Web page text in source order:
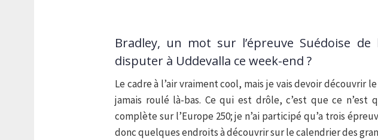
Bradley, un mot sur l’épreuve Suédoise de
disputer à Uddevalla ce week-end ?
Le cadre à l’air vraiment cool, mais je vais devoir découvrir
jamais roulé là-bas. Ce qui est drôle, c’est que ce n’est
complète sur l’Europe 250; je n’ai participé qu’a trois
donc quelques endroits à découvrir sur le calendrier des